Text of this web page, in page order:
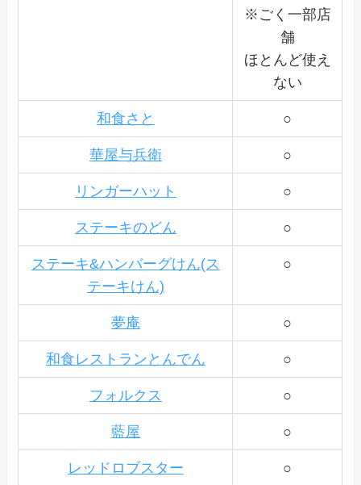
※ごく一部店
舗
ほとんど使え
ない
和食さと ○
華屋与兵衛 ○
リンガーハット ○
ステーキのどん ○
ステーキ&ハンバーグけん(ス
テーキけん)
○
夢庵 ○
和食レストランとんでん ○
フォルクス ○
藍屋 ○
レッドロブスター ○